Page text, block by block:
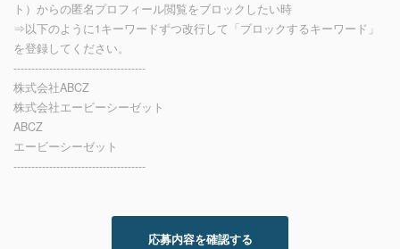
ト）からの匿名プロフィール閲覧をブロックしたい時
⇒以下のように1キーワードずつ改行して「ブロックするキーワード」
を登録してください。
-------------------------------------
株式会社ABCZ
株式会社エービーシーゼット
ABCZ
エービーシーゼット
-------------------------------------